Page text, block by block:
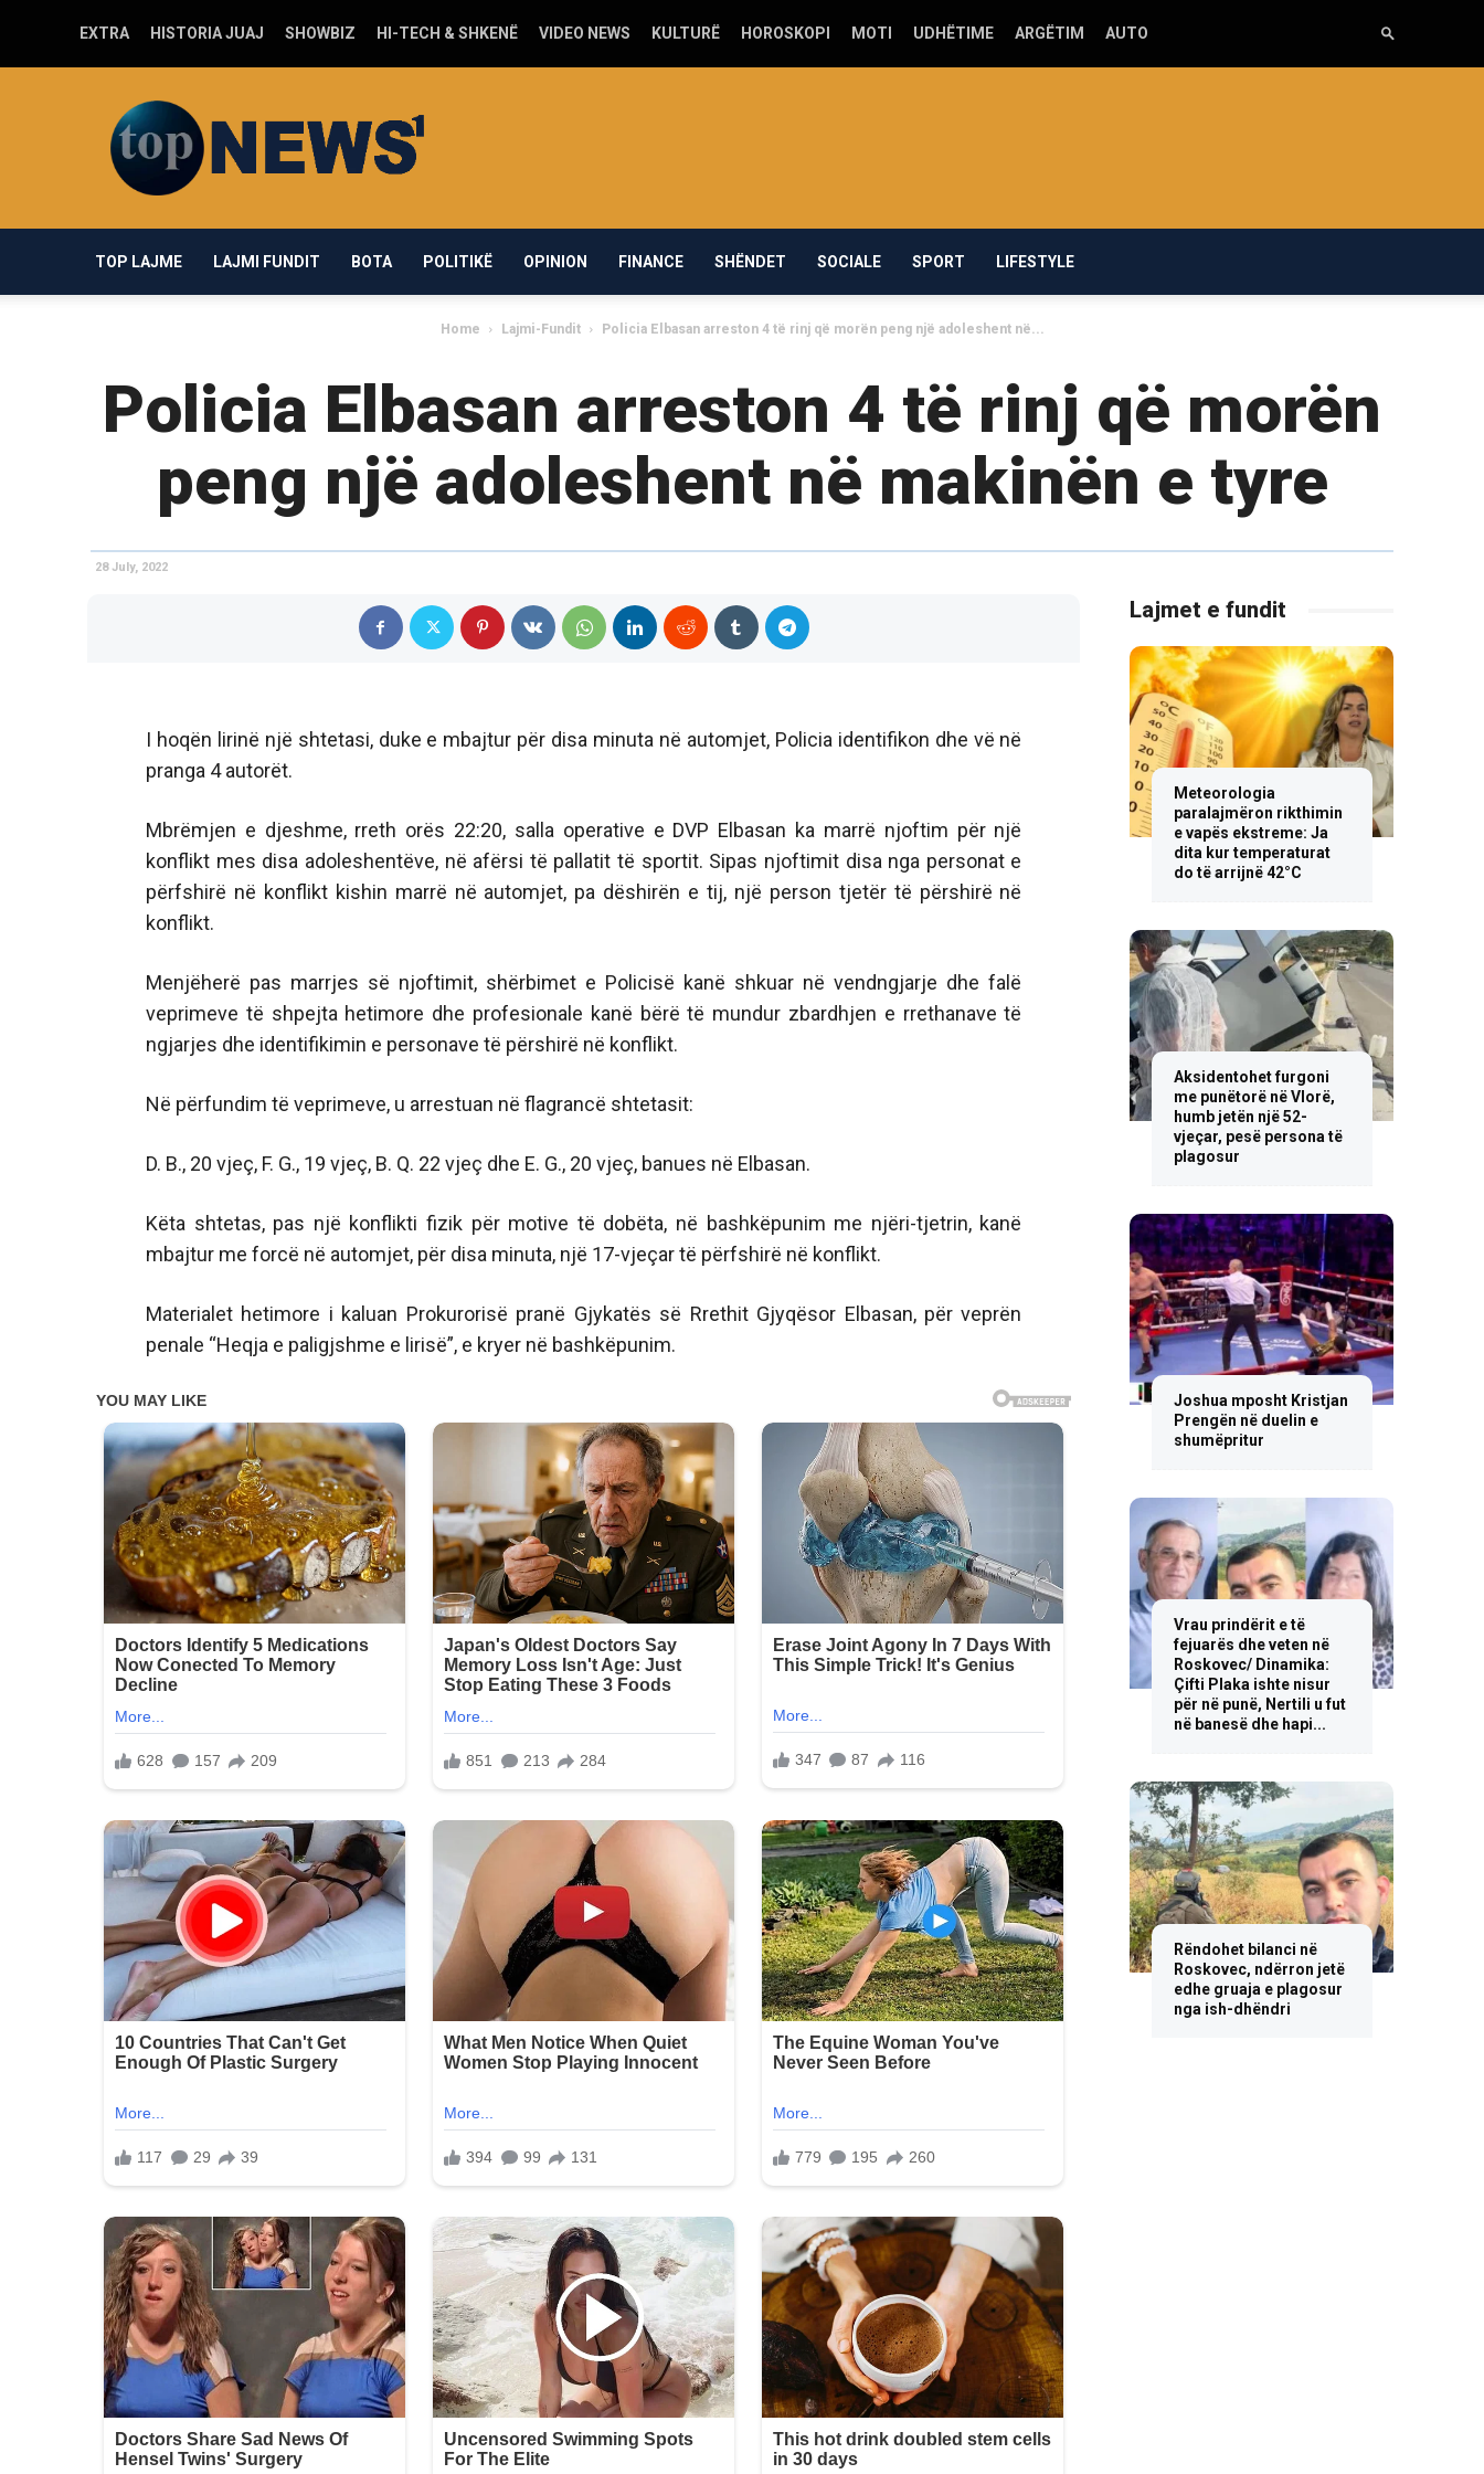
EXTRA HISTORIA JUAJ SHOWBIZ HI-TECH & SHKENË VIDEO NEWS KULTURË HOROSKOPI MOTI UDHËTIME ARGËTIM AUTO
news1.com
TOP LAJME LAJMI FUNDIT BOTA POLITIKË OPINION FINANCE SHËNDET SOCIALE SPORT LIFESTYLE
Home Lajmi-Fundit Policia Elbasan arreston 4 të rinj që morën peng një adoleshent në...
Policia Elbasan arreston 4 të rinj që morën
peng një adoleshent në makinën e tyre
28 July, 2022
I hoqën lirinë një shtetasi, duke e mbajtur për disa minuta në automjet, Policia identifikon dhe vë në
pranga 4 autorët.
Mbrëmjen e djeshme, rreth orës 22:20, salla operative e DVP Elbasan ka marrë njoftim për një
konflikt mes disa adoleshentëve, në afërsi të pallatit të sportit. Sipas njoftimit disa nga personat e
përfshirë në konflikt kishin marrë në automjet, pa dëshirën e tij, një person tjetër të përshirë në
konflikt.
Menjëherë pas marrjes së njoftimit, shërbimet e Policisë kanë shkuar në vendngjarje dhe falë
veprimeve të shpejta hetimore dhe profesionale kanë bërë të mundur zbardhjen e rrethanave të
ngjarjes dhe identifikimin e personave të përshirë në konflikt.
Në përfundim të veprimeve, u arrestuan në flagrancë shtetasit:
D. B., 20 vjeç, F. G., 19 vjeç, B. Q. 22 vjeç dhe E. G., 20 vjeç, banues në Elbasan.
Këta shtetas, pas një konflikti fizik për motive të dobëta, në bashkëpunim me njëri-tjetrin, kanë
mbajtur me forcë në automjet, për disa minuta, një 17-vjeçar të përfshirë në konflikt.
Materialet hetimore i kaluan Prokurorisë pranë Gjykatës së Rrethit Gjyqësor Elbasan, për veprën
penale “Heqja e paligjshme e lirisë”, e kryer në bashkëpunim.
Lajmet e fundit
Meteorologia
paralajmëron rikthimin
e vapës ekstreme: Ja
dita kur temperaturat
do të arrijnë 42°C
Aksidentohet furgoni
me punëtorë në Vlorë,
humb jetën një 52-
vjeçar, pesë persona të
plagosur
Joshua mposht Kristjan
Prengën në duelin e
shumëpritur
Vrau prindërit e të
fejuarës dhe veten në
Roskovec/ Dinamika:
Çifti Plaka ishte nisur
për në punë, Nertili u fut
në banesë dhe hapi...
Rëndohet bilanci në
Roskovec, ndërron jetë
edhe gruaja e plagosur
nga ish-dhëndri